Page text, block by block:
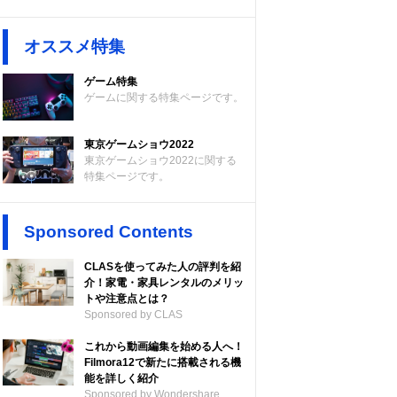
オススメ特集
ゲーム特集
ゲームに関する特集ページです。
東京ゲームショウ2022
東京ゲームショウ2022に関する
特集ページです。
Sponsored Contents
CLASを使ってみた人の評判を紹
介！家電・家具レンタルのメリッ
トや注意点とは？
Sponsored by CLAS
これから動画編集を始める人へ！
Filmora12で新たに搭載される機
能を詳しく紹介